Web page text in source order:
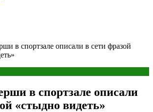
в спортзале описали в сети фразой
в спортзале описали
«стыдно видеть»